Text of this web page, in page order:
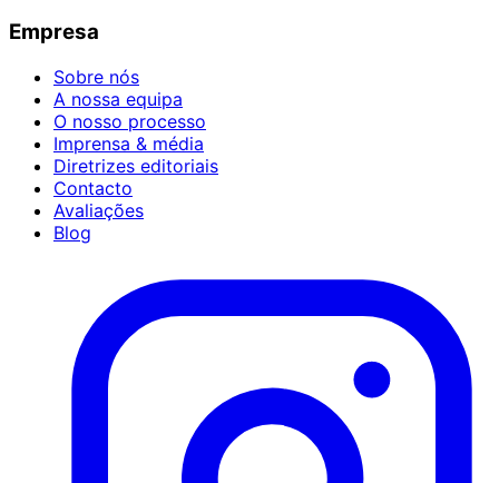
Empresa
Sobre nós
A nossa equipa
O nosso processo
Imprensa & média
Diretrizes editoriais
Contacto
Avaliações
Blog